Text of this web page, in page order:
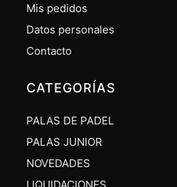
Mis pedidos
Datos personales
Contacto
CATEGORÍAS
PALAS DE PADEL
PALAS JUNIOR
NOVEDADES